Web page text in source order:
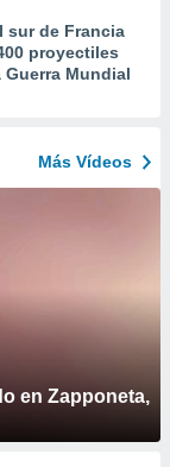
sur de Francia
proyectiles
Mundial
Más Vídeos
en Zapponeta,